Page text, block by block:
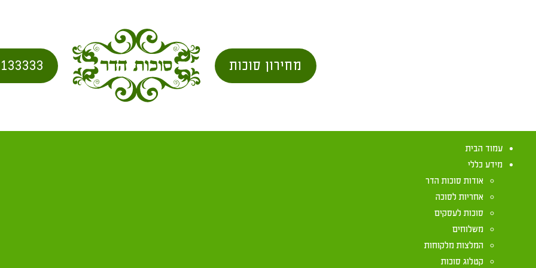
מחירון סוכות
עמוד הבית
מידע כללי
אודות סוכות הדר
אחריות לסוכה
סוכות לעסקים
משלוחים
המלצות מלקוחות
קטלוג סוכות